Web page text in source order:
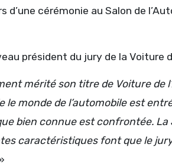
d’une cérémonie au Salon de
président du jury de la Voiture
mérité son titre de Voiture de
le monde de l’automobile est
bien connue est confrontée.
caractéristiques font que le